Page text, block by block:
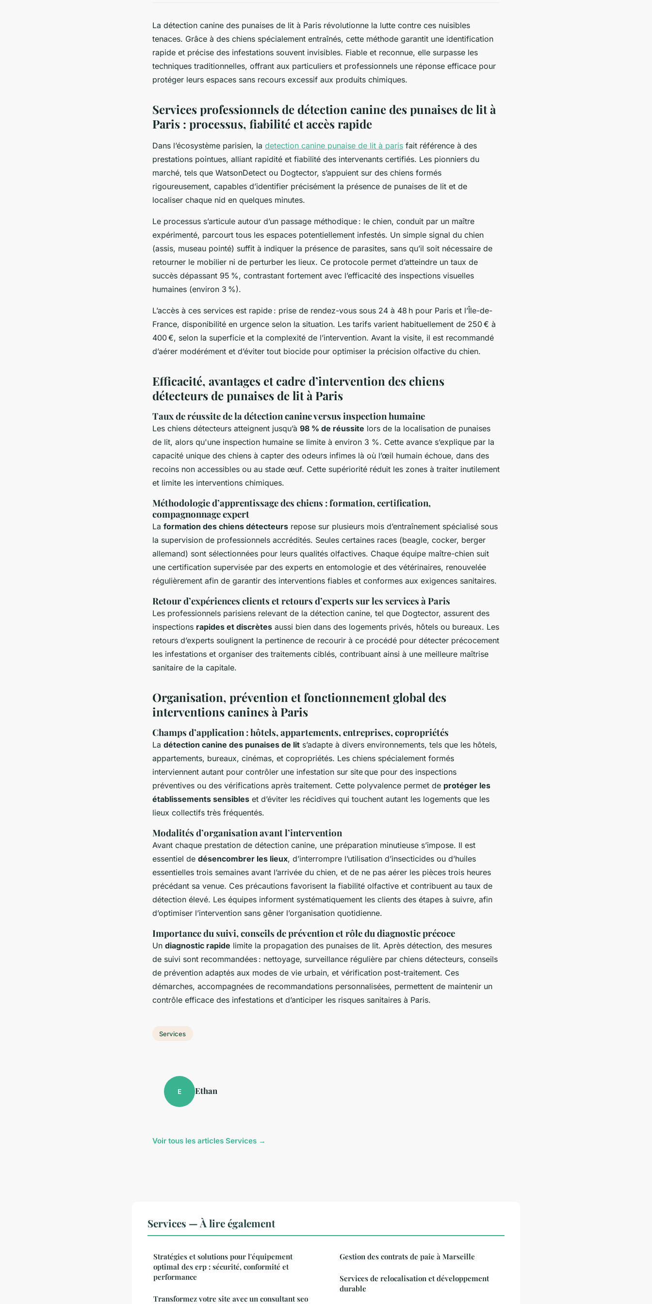
La détection canine des punaises de lit à Paris révolutionne la lutte contre ces nuisibles
tenaces. Grâce à des chiens spécialement entraînés, cette méthode garantit une identification
rapide et précise des infestations souvent invisibles. Fiable et reconnue, elle surpasse les
techniques traditionnelles, offrant aux particuliers et professionnels une réponse efficace pour
protéger leurs espaces sans recours excessif aux produits chimiques.
Services professionnels de détection canine des punaises de lit à
Paris : processus, fiabilité et accès rapide
Dans l’écosystème parisien, la detection canine punaise de lit à paris fait référence à des
prestations pointues, alliant rapidité et fiabilité des intervenants certifiés. Les pionniers du
marché, tels que WatsonDetect ou Dogtector, s’appuient sur des chiens formés
rigoureusement, capables d’identifier précisément la présence de punaises de lit et de
localiser chaque nid en quelques minutes.
Le processus s’articule autour d’un passage méthodique : le chien, conduit par un maître
expérimenté, parcourt tous les espaces potentiellement infestés. Un simple signal du chien
(assis, museau pointé) suffit à indiquer la présence de parasites, sans qu’il soit nécessaire de
retourner le mobilier ni de perturber les lieux. Ce protocole permet d’atteindre un taux de
succès dépassant 95 %, contrastant fortement avec l’efficacité des inspections visuelles
humaines (environ 3 %).
L’accès à ces services est rapide : prise de rendez-vous sous 24 à 48 h pour Paris et l’Île-de-
France, disponibilité en urgence selon la situation. Les tarifs varient habituellement de 250 € à
400 €, selon la superficie et la complexité de l’intervention. Avant la visite, il est recommandé
d’aérer modérément et d’éviter tout biocide pour optimiser la précision olfactive du chien.
Efficacité, avantages et cadre d’intervention des chiens
détecteurs de punaises de lit à Paris
Taux de réussite de la détection canine versus inspection humaine
Les chiens détecteurs atteignent jusqu’à 98 % de réussite lors de la localisation de punaises
de lit, alors qu'une inspection humaine se limite à environ 3 %. Cette avance s’explique par la
capacité unique des chiens à capter des odeurs infimes là où l’œil humain échoue, dans des
recoins non accessibles ou au stade œuf. Cette supériorité réduit les zones à traiter inutilement
et limite les interventions chimiques.
Méthodologie d’apprentissage des chiens : formation, certification,
compagnonnage expert
La formation des chiens détecteurs repose sur plusieurs mois d’entraînement spécialisé sous
la supervision de professionnels accrédités. Seules certaines races (beagle, cocker, berger
allemand) sont sélectionnées pour leurs qualités olfactives. Chaque équipe maître-chien suit
une certification supervisée par des experts en entomologie et des vétérinaires, renouvelée
régulièrement afin de garantir des interventions fiables et conformes aux exigences sanitaires.
Retour d’expériences clients et retours d’experts sur les services à Paris
Les professionnels parisiens relevant de la détection canine, tel que Dogtector, assurent des
inspections rapides et discrètes aussi bien dans des logements privés, hôtels ou bureaux. Les
retours d’experts soulignent la pertinence de recourir à ce procédé pour détecter précocement
les infestations et organiser des traitements ciblés, contribuant ainsi à une meilleure maîtrise
sanitaire de la capitale.
Organisation, prévention et fonctionnement global des
interventions canines à Paris
Champs d’application : hôtels, appartements, entreprises, copropriétés
La détection canine des punaises de lit s’adapte à divers environnements, tels que les hôtels,
appartements, bureaux, cinémas, et copropriétés. Les chiens spécialement formés
interviennent autant pour contrôler une infestation sur site que pour des inspections
préventives ou des vérifications après traitement. Cette polyvalence permet de protéger les
établissements sensibles et d’éviter les récidives qui touchent autant les logements que les
lieux collectifs très fréquentés.
Modalités d’organisation avant l’intervention
Avant chaque prestation de détection canine, une préparation minutieuse s’impose. Il est
essentiel de désencombrer les lieux, d’interrompre l’utilisation d’insecticides ou d’huiles
essentielles trois semaines avant l’arrivée du chien, et de ne pas aérer les pièces trois heures
précédant sa venue. Ces précautions favorisent la fiabilité olfactive et contribuent au taux de
détection élevé. Les équipes informent systématiquement les clients des étapes à suivre, afin
d’optimiser l’intervention sans gêner l’organisation quotidienne.
Importance du suivi, conseils de prévention et rôle du diagnostic précoce
Un diagnostic rapide limite la propagation des punaises de lit. Après détection, des mesures
de suivi sont recommandées : nettoyage, surveillance régulière par chiens détecteurs, conseils
de prévention adaptés aux modes de vie urbain, et vérification post-traitement. Ces
démarches, accompagnées de recommandations personnalisées, permettent de maintenir un
contrôle efficace des infestations et d’anticiper les risques sanitaires à Paris.
Services
E Ethan
Voir tous les articles Services →
Services — À lire également
Stratégies et solutions pour l'équipement
optimal des erp : sécurité, conformité et
performance
Transformez votre site avec un consultant seo
Gestion des contrats de paie à Marseille
Services de relocalisation et développement
durable